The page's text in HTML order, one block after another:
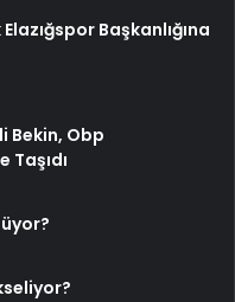
Başkanlığına
Bekin, Obp
Taşıdı